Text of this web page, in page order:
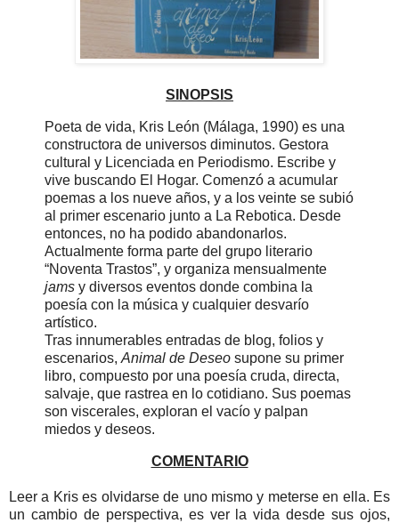
SINOPSIS
Poeta de vida, Kris León (Málaga, 1990) es una
constructora de universos diminutos. Gestora
cultural y Licenciada en Periodismo. Escribe y
vive buscando El Hogar. Comenzó a acumular
poemas a los nueve años, y a los veinte se subió
al primer escenario junto a La Rebotica. Desde
entonces, no ha podido abandonarlos.
Actualmente forma parte del grupo literario
“Noventa Trastos”, y organiza mensualmente
jams y diversos eventos donde combina la
poesía con la música y cualquier desvarío
artístico.
Tras innumerables entradas de blog, folios y
escenarios, Animal de Deseo supone su primer
libro, compuesto por una poesía cruda, directa,
salvaje, que rastrea en lo cotidiano. Sus poemas
son viscerales, exploran el vacío y palpan
miedos y deseos.
COMENTARIO
Leer a Kris es olvidarse de uno mismo y meterse en ella. Es
un cambio de perspectiva, es ver la vida desde sus ojos,